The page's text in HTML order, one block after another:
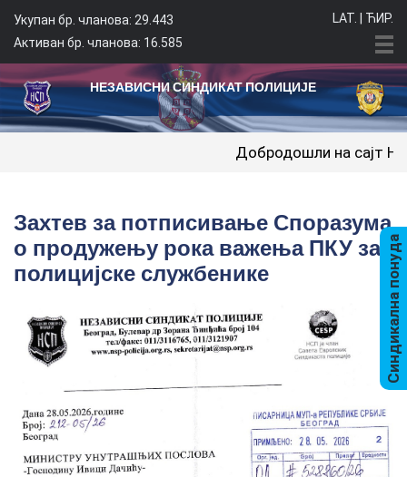
Синдикална понуда
Укупан бр. чланова: 29.443
Активан бр. чланова: 16.585
LAT. ЋИР.
НЕЗАВИСНИ СИНДИКАТ ПОЛИЦИЈЕ
Добродошли на сајт
Захтев за потписивање Споразума
о продужењу рока важења ПКУ за
полицијске службенике